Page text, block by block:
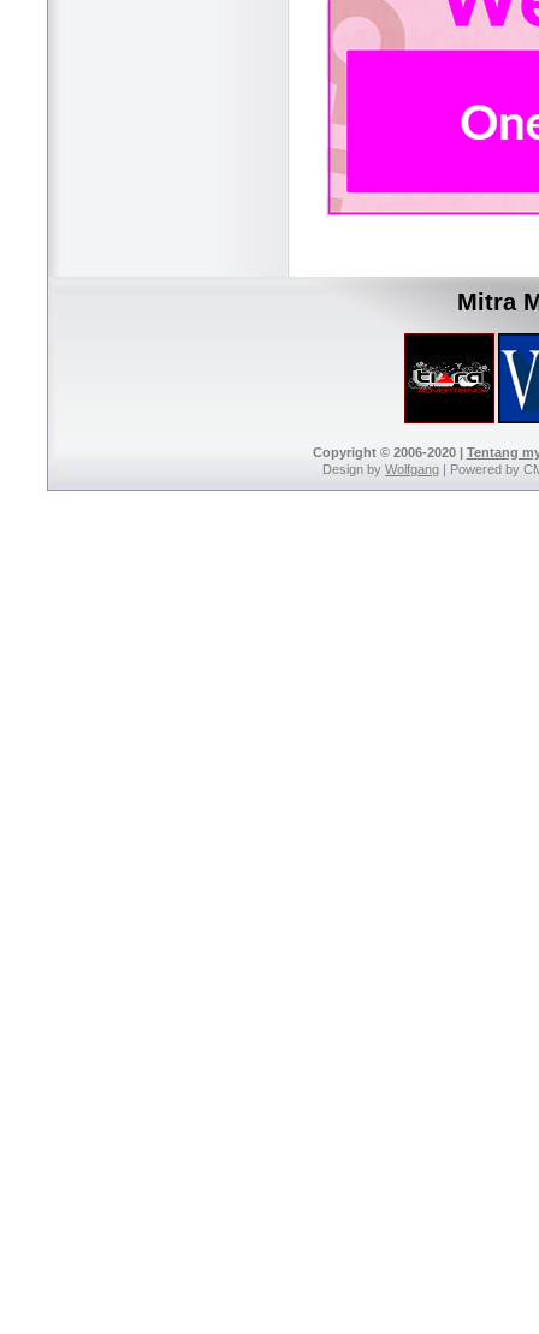
Mitra
Copyright © 2006-2020 | Tentang
Design by Wolfgang | Powered by